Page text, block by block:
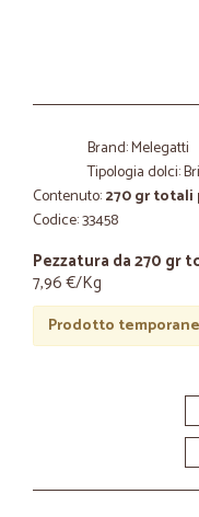
Brand: Melegatti
Tipologia dolci:
Contenuto:270 gr
Codice: 33458
Pezzatura da 270 gr
7,96 €/Kg
Prodotto